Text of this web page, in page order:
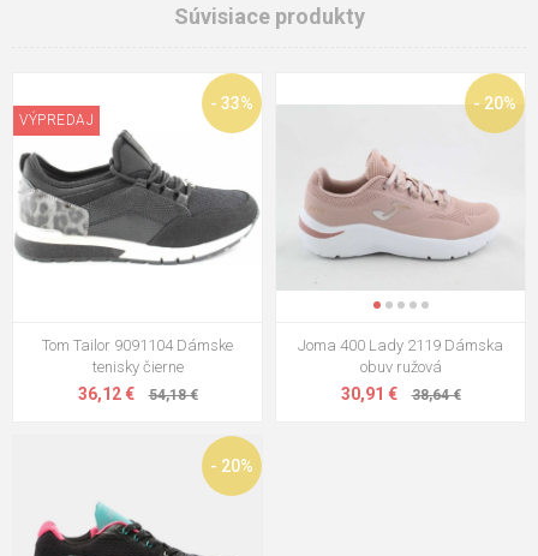
Súvisiace produkty
- 33%
VÝPREDAJ
Tom Tailor 9091104 Dámske
tenisky čierne
36,12 € 54,18 €
- 20%
Joma 400 Lady 2119 Dámska
obuv ružová
30,91 € 38,64 €
- 20%